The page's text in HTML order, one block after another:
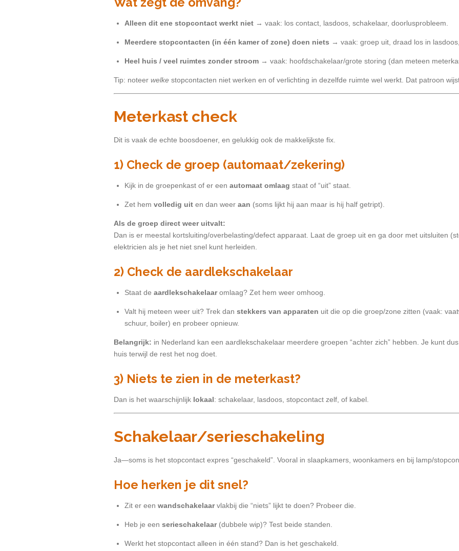
Alleen dit ene stopcontact werkt niet → vaak: los contact, lasdoos, schakelaar, doorlusprobleem.
Meerdere stopcontacten (in één kamer of zone) doen niets → vaak: groep uit, draad los in
Heel huis / veel ruimtes zonder stroom → vaak: hoofdschakelaar/grote storing (dan meteen
Tip: noteer welke stopcontacten niet werken en of verlichting in dezelfde ruimte wel werkt. Dat patroon
Meterkast check
Dit is vaak de echte boosdoener, en gelukkig ook de makkelijkste fix.
1) Check de groep (automaat/zekering)
Kijk in de groepenkast of er een automaat omlaag staat of “uit” staat.
Zet hem volledig uit en dan weer aan (soms lijkt hij aan maar is hij half getript).
Als de groep direct weer uitvalt:
Dan is er meestal kortsluiting/overbelasting/defect apparaat. Laat de groep uit en ga door met uitsluiten
elektricien als je het niet snel kunt herleiden.
2) Check de aardlekschakelaar
Staat de aardlekschakelaaromlaag? Zet hem weer omhoog.
Valt hij meteen weer uit? Trek dan stekkers van apparaten uit die op die groep/zone zitten (vaak:
schuur, boiler) en probeer opnieuw.
Belangrijk: in Nederland kan een aardlekschakelaar meerdere groepen “achter zich” hebben. Je kunt
huis terwijl de rest het nog doet.
3) Niets te zien in de meterkast?
Dan is het waarschijnlijk lokaal: schakelaar, lasdoos, stopcontact zelf, of kabel.
Schakelaar/serieschakeling
Ja—soms is het stopcontact expres “geschakeld”. Vooral in slaapkamers, woonkamers en bij lamp/
Hoe herken je dit snel?
Zit er een wandschakelaarvlakbij die “niets” lijkt te doen? Probeer die.
Heb je een serieschakelaar(dubbele wip)? Test beide standen.
Werkt het stopcontact alleen in één stand? Dan is het geschakeld.